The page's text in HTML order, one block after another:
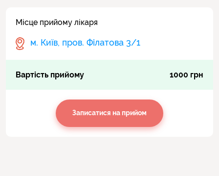
Місце прийому лікаря
м. Київ, пров. Філатова 3/1
Вартість прийому 1000 грн
Записатися на прийом